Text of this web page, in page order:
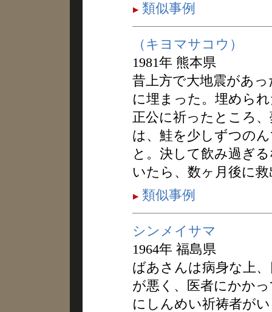
類似事例
（キヨマサコウ）
1981年 熊本県
昔上方で大地震があ
に埋まった。埋めら
正公に祈ったところ
は、鮭を少しずつの
と。決して飲み過ぎ
いたら、数ヶ月後に
類似事例
シンメイサマ
1964年 福島県
ばあさんは病身な上
が悪く、医者にかか
にしんめい祈祷者が